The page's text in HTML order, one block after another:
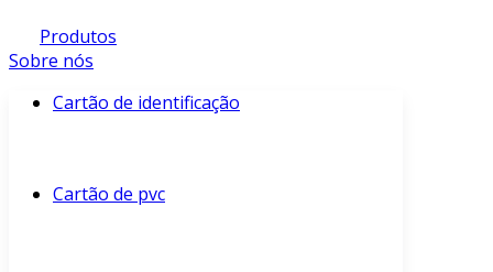
Produtos
Sobre nós
Cartão de identificação
Cartão de pvc